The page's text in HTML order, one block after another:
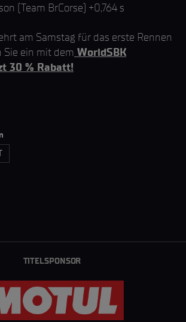
(Team BrCorse) +0,764 s
am Samstag für das erste Rennen
Sie ein mit dem WorldSBK
30 % Rabatt!
TITELSPONSOR